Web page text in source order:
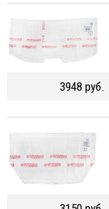
3948 руб.